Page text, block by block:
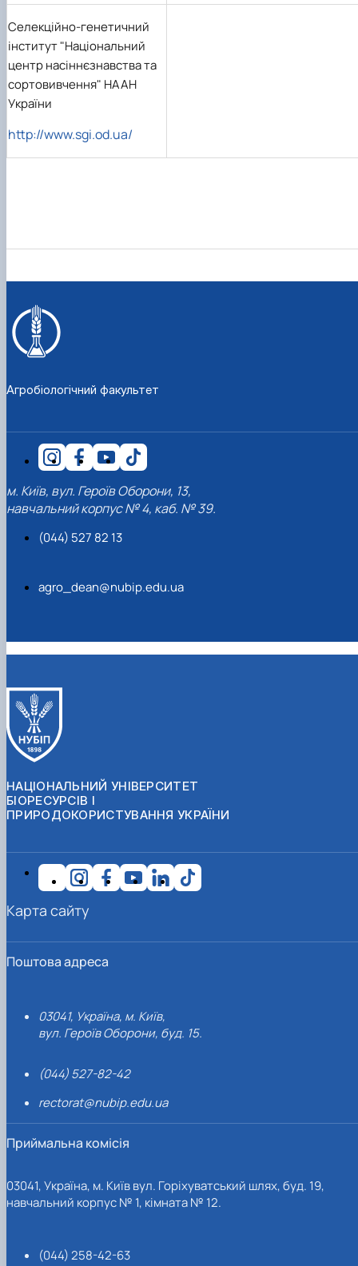
Селекційно-генетичний
інститут "Національний
центр насіннєзнавства та
сортовивчення" НААН
України
http://www.sgi.od.ua/
Агробіологічний факультет
м. Київ, вул. Героїв Оборони, 13,
навчальний корпус № 4, каб. № 39.
(044) 527 82 13
agro_dean@nubip.edu.ua
НАЦІОНАЛЬНИЙ УНІВЕРСИТЕТ
БІОРЕСУРСІВ І
ПРИРОДОКОРИСТУВАННЯ УКРАЇНИ
Поштова адреса
03041, Україна, м. Київ,
вул. Героїв Оборони, буд. 15.
(044) 527-82-42
rectorat@nubip.edu.ua
Приймальна комісія
03041, Україна, м. Київ вул. Горіхуватський шлях, буд. 19,
навчальний корпус № 1, кімната № 12.
(044) 258-42-63
Карта сайту